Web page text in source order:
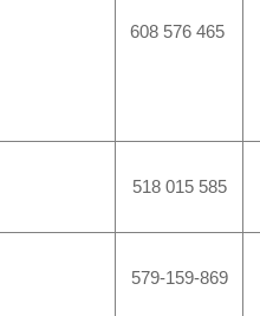
608 576 465
518 015 585
579-159-869